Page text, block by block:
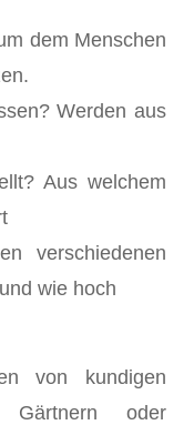
dem Menschen
Werden aus
Aus welchem
wie hoch
von kundigen
Gärtnern oder